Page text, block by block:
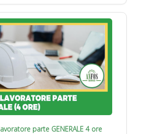
parte GENERALE 4 ore